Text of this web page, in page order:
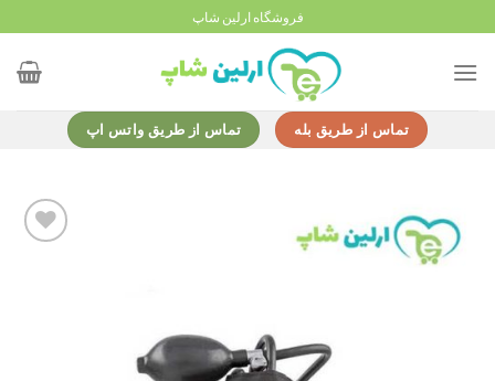
to
content
فروشگاه ارلین شاپ
تماس از طریق بله تماس از طریق واتس اپ